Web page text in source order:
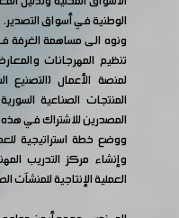
الوطنية في أسواق التصدير.
ونوه الى مساهمة الغرفة
تنظيم المهرجانات
لمنصة الأعمال
المنتجات الصناعية
المصدرين للاشتراك في هذه
ووضع خطة استراتيجية
وإنشاء مركز التدريب
العملية الإنتاجية للمنشآت